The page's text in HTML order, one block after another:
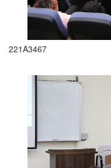
221A3467